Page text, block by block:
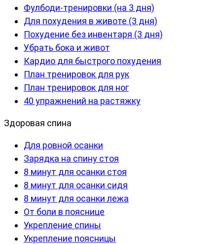
Фулбоди-тренировки (на 3 дня)
Для похудения в животе (3 дня)
Похудение без инвентаря (3 дня)
Убрать бока и живот
Кардио для быстрого похудения
План тренировок для рук
План тренировок для ног
40 упражнений на растяжку
Здоровая спина
Для ровной осанки
Зарядка на спину стоя
8 минут для осанки стоя
8 минут для осанки сидя
8 минут для осанки лежа
От боли в пояснице
Укрепление спины
Укрепление поясницы